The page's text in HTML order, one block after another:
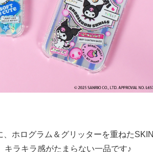
ホログラム＆グリッターを重ねたSKIN
ラキラ感がたまらない一品です♪